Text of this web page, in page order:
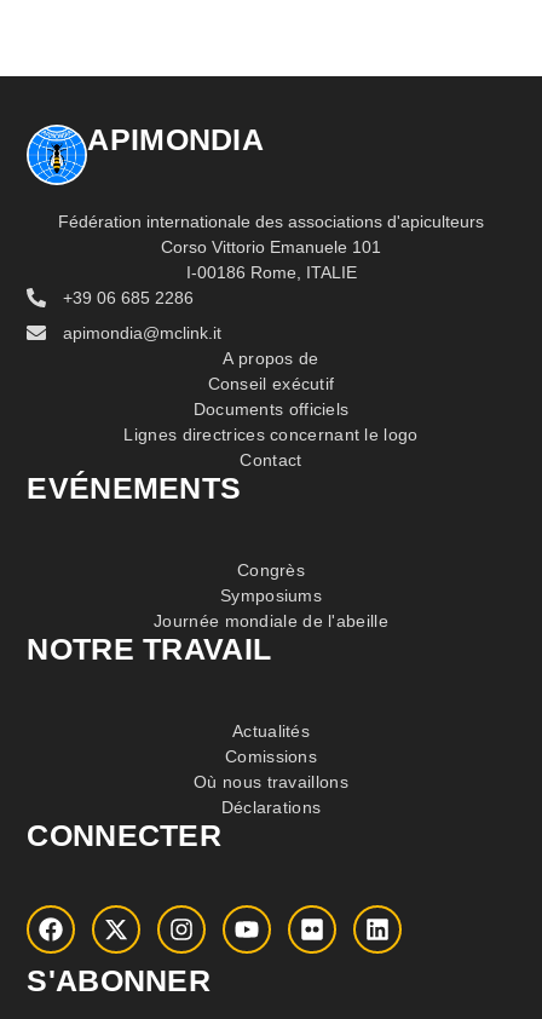
APIMONDIA
Fédération internationale des associations d'apiculteurs
Corso Vittorio Emanuele 101
I-00186 Rome, ITALIE
+39 06 685 2286
apimondia@mclink.it
A propos de
Conseil exécutif
Documents officiels
Lignes directrices concernant le logo
Contact
EVÉNEMENTS
Congrès
Symposiums
Journée mondiale de l'abeille
NOTRE TRAVAIL
Actualités
Comissions
Où nous travaillons
Déclarations
CONNECTER
S'ABONNER